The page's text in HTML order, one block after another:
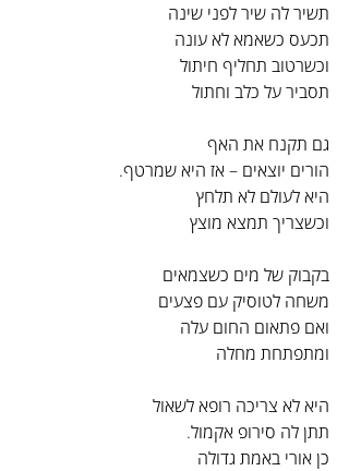
תשיר לה שיר לפני שינה
תכעס כשאמא לא עונה
וכשרטוב תחליף חיתול
תסביר על כלב וחתול
גם תקנח את האף
הורים יוצאים – אז היא שמרטף.
היא לעולם לא תלחץ
וכשצריך תמצא מוצץ
בקבוק של מים כשצמאים
משחה לטוסיק עם פצעים
ואם פתאום החום עלה
ומתפתחת מחלה
היא לא צריכה רופא לשאול
תתן לה סירופ אקמול.
כן אורי באמת גדולה